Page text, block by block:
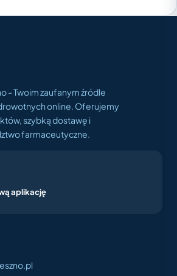
- Twoim zaufanym źródle
online. Oferujemy
szybką dostawę i
farmaceutyczne.
aplikację